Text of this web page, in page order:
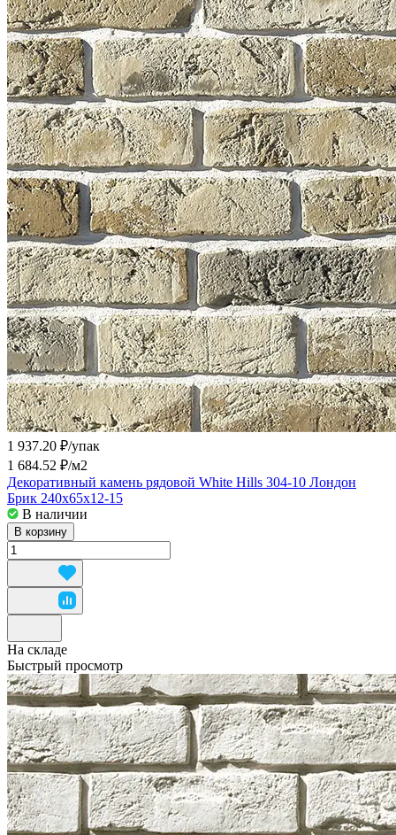
1 937.20 ₽/упак
1 684.52 ₽/м2
Декоративный камень рядовой White Hills 304-10 Лондон
Брик 240x65x12-15
В наличии
В корзину
На складе
Быстрый просмотр